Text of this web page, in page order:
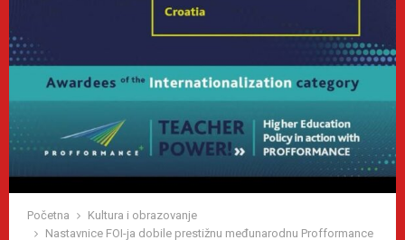
Početna
Kultura i obrazovanje
Nastavnice FOI-ja dobile prestižnu međunarodnu Profformance